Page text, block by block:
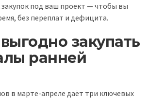
закупок под ваш проект — чтобы вы
без переплат и дефицита.
закупать
ранней
в марте-апреле даёт три ключевых